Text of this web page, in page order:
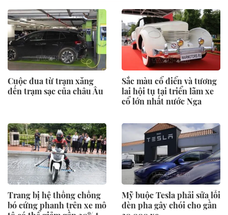
Cuộc đua từ trạm xăng
đến trạm sạc của châu Âu
Sắc màu cổ điển và tương
lai hội tụ tại triển lãm xe
cổ lớn nhất nước Nga
Trang bị hệ thống chống
bó cứng phanh trên xe mô
Mỹ buộc Tesla phải sửa lỗi
đèn pha gây chói cho gần